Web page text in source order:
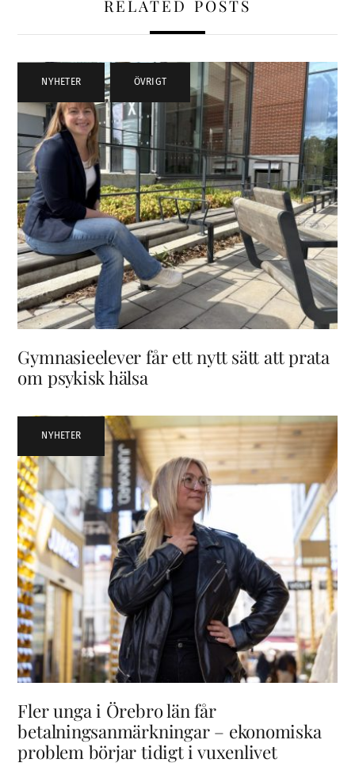
RELATED POSTS
NYHETER , ÖVRIGT
Gymnasieelever får ett nytt sätt att prata
om psykisk hälsa
NYHETER
Fler unga i Örebro län får
betalningsanmärkningar – ekonomiska
problem börjar tidigt i vuxenlivet